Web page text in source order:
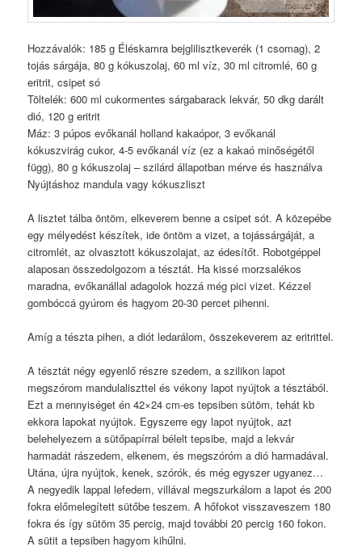
Hozzávalók: 185 g Éléskamra bejglilisztkeverék (1 csomag), 2
tojás sárgája, 80 g kókuszolaj, 60 ml víz, 30 ml citromlé, 60 g
eritrit, csipet só
Töltelék: 600 ml cukormentes sárgabarack lekvár, 50 dkg darált
dió, 120 g eritrit
Máz: 3 púpos evőkanál holland kakaópor, 3 evőkanál
kókuszvirág cukor, 4-5 evőkanál víz (ez a kakaó minőségétől
függ), 80 g kókuszolaj – szilárd állapotban mérve és használva
Nyújtáshoz mandula vagy kókuszliszt
A lisztet tálba öntöm, elkeverem benne a csipet sót. A közepébe
egy mélyedést készítek, ide öntöm a vizet, a tojássárgáját, a
citromlét, az olvasztott kókuszolajat, az édesítőt. Robotgéppel
alaposan összedolgozom a tésztát. Ha kissé morzsalékos
maradna, evőkanállal adagolok hozzá még pici vizet. Kézzel
gombóccá gyúrom és hagyom 20-30 percet pihenni.
Amíg a tészta pihen, a diót ledarálom, összekeverem az eritrittel.
A tésztát négy egyenlő részre szedem, a szilikon lapot
megszórom mandulaliszttel és vékony lapot nyújtok a tésztából.
Ezt a mennyiséget én 42×24 cm-es tepsiben sütöm, tehát kb
ekkora lapokat nyújtok. Egyszerre egy lapot nyújtok, azt
belehelyezem a sütőpapírral bélelt tepsibe, majd a lekvár
harmadát rászedem, elkenem, és megszóróm a dió harmadával.
Utána, újra nyújtok, kenek, szórók, és még egyszer ugyanez…
A negyedik lappal lefedem, villával megszurkálom a lapot és 200
fokra előmelegített sütőbe teszem. A hőfokot visszaveszem 180
fokra és így sütöm 35 percig, majd további 20 percig 160 fokon.
A sütit a tepsiben hagyom kihűlni.